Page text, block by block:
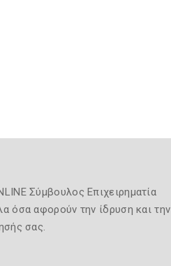
Σύμβουλος Επιχειρηματία
όσα αφορούν την ίδρυση και την
σας.